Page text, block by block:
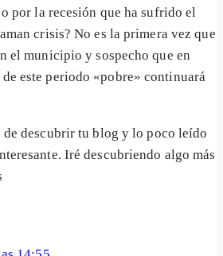
por la recesión que ha sufrido el
crisis? No es la primera vez que
el municipio y sospecho que en
este periodo «pobre» continuará
de descubrir tu blog y lo poco leído
Iré descubriendo algo más